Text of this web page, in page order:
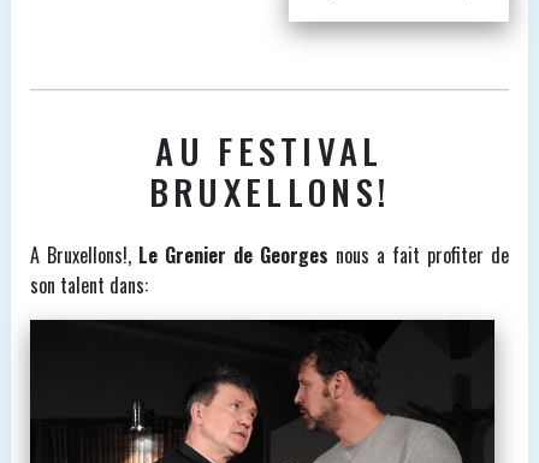
AU FESTIVAL
BRUXELLONS!
A Bruxellons!, Le Grenier de Georges nous a fait profiter de
son talent dans: